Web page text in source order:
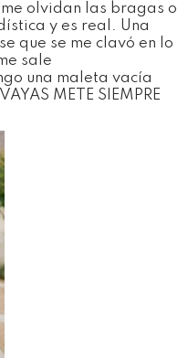
olvidan las bragas o
y es real. Una
que se me clavó en lo
sale
una maleta vacía
METE SIEMPRE